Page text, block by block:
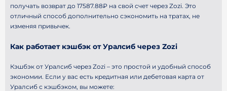
получать возврат до 17587.88₽ на свой счет через Zozi. Это
отличный способ дополнительно сэкономить на тратах, не
изменяя привычек.
Как работает кэшбэк от Уралсиб через Zozi
Кэшбэк от Уралсиб через Zozi – это простой и удобный способ
экономии. Если у вас есть кредитная или дебетовая карта от
Уралсиб с кэшбэком, вы можете: